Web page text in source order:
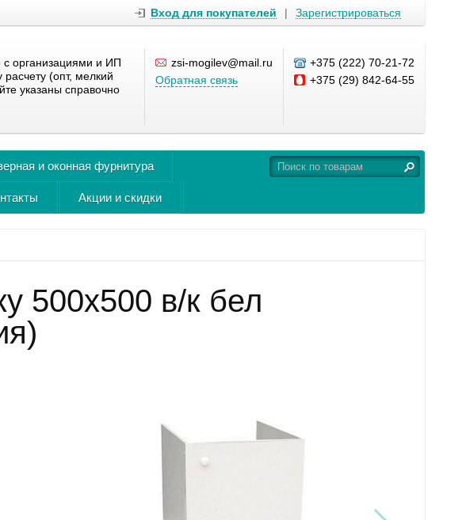
Вход для покупателей | Зарегистрироваться
с организациями и ИП
(опт, мелкий
указаны справочно
zsi-mogilev@mail.ru
Обратная связь
+375 (222) 70-21-72
+375 (29) 842-64-55
и оконная фурнитура
Акции и скидки
500х500 в/к бел